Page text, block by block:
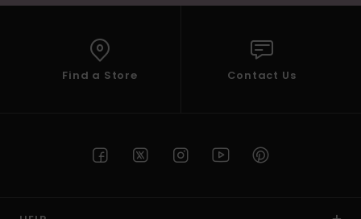
Find a Store Contact Us